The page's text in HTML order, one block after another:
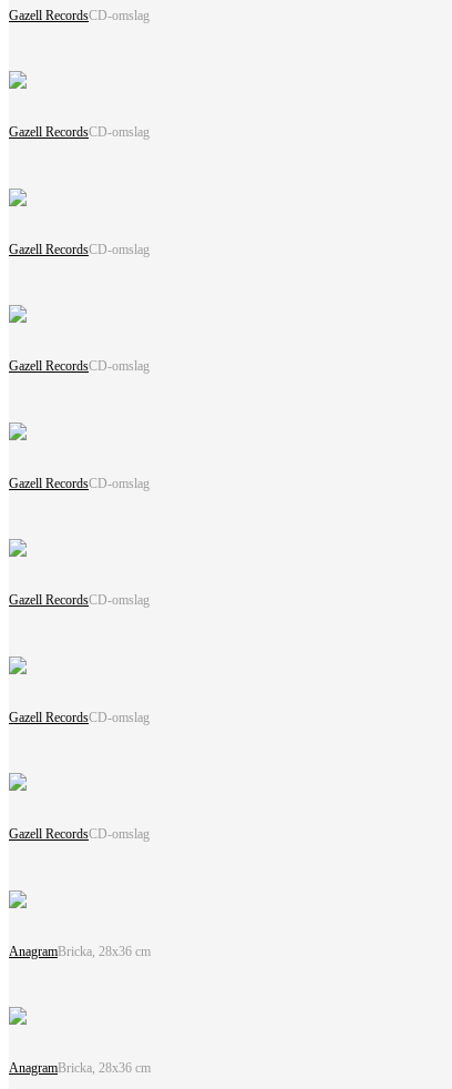
Gazell RecordsCD-omslag
Gazell RecordsCD-omslag
Gazell RecordsCD-omslag
Gazell RecordsCD-omslag
Gazell RecordsCD-omslag
Gazell RecordsCD-omslag
Gazell RecordsCD-omslag
Gazell RecordsCD-omslag
AnagramBricka, 28x36 cm
AnagramBricka, 28x36 cm